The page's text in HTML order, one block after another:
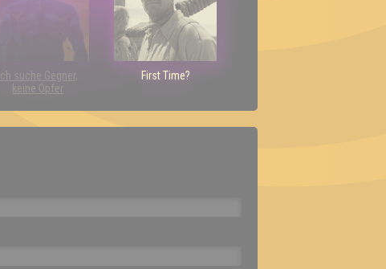
Ich suche Gegner,
keine Opfer
First Time?